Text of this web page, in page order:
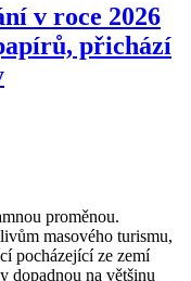
v roce 2026
přichází
proměnou.
masového turismu,
pocházející ze zemí
dopadnou na většinu